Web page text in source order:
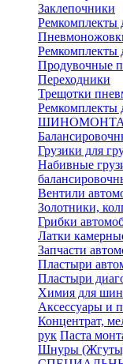
Заклепочники
Ремкомплекты
Продувочные
Переходники
Трещотки
Ремкомплекты
Грузики для
Набивные
Вентили
Золотники,
Грибки
Латки
Запчасти
Пластыри
Пластыри
Химия для
Аксессуары и
Концентрат,
рук Паста
Шнуры